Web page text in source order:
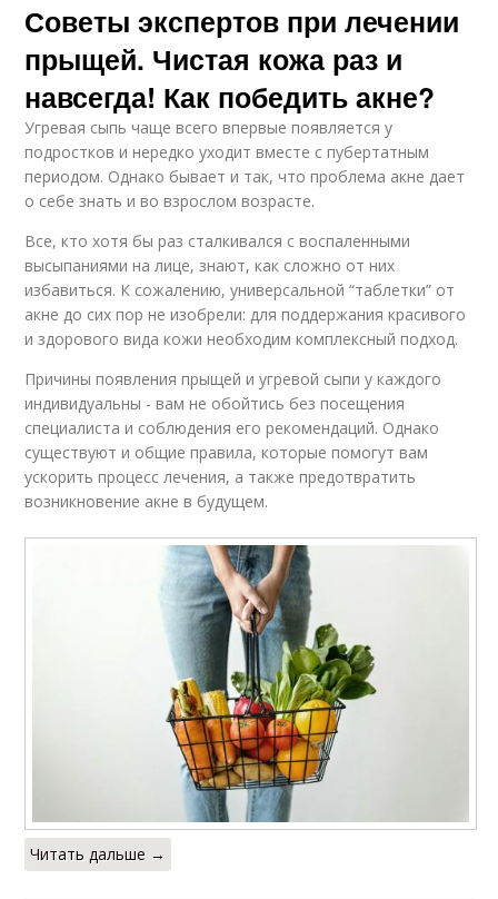
Советы экспертов при лечении
прыщей. Чистая кожа раз и
навсегда! Как победить акне?
Угревая сыпь чаще всего впервые появляется у
подростков и нередко уходит вместе с пубертатным
периодом. Однако бывает и так, что проблема акне дает
о себе знать и во взрослом возрасте.
Все, кто хотя бы раз сталкивался с воспаленными
высыпаниями на лице, знают, как сложно от них
избавиться. К сожалению, универсальной “таблетки” от
акне до сих пор не изобрели: для поддержания красивого
и здорового вида кожи необходим комплексный подход.
Причины появления прыщей и угревой сыпи у каждого
индивидуальны - вам не обойтись без посещения
специалиста и соблюдения его рекомендаций. Однако
существуют и общие правила, которые помогут вам
ускорить процесс лечения, а также предотвратить
возникновение акне в будущем.
Читать дальше →